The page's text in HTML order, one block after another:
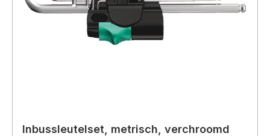
Inbussleutelset, metrisch, verchroomd